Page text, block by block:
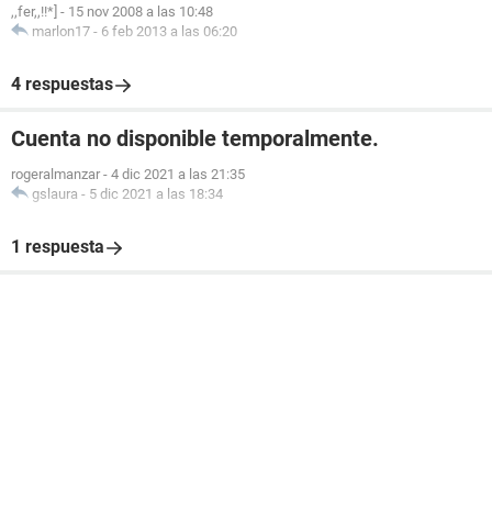
,,fer,,!!*] - 15 nov 2008 a las 10:48
marlon17 - 6 feb 2013 a las 06:20
4 respuestas
Cuenta no disponible temporalmente.
rogeralmanzar - 4 dic 2021 a las 21:35
gslaura - 5 dic 2021 a las 18:34
1 respuesta